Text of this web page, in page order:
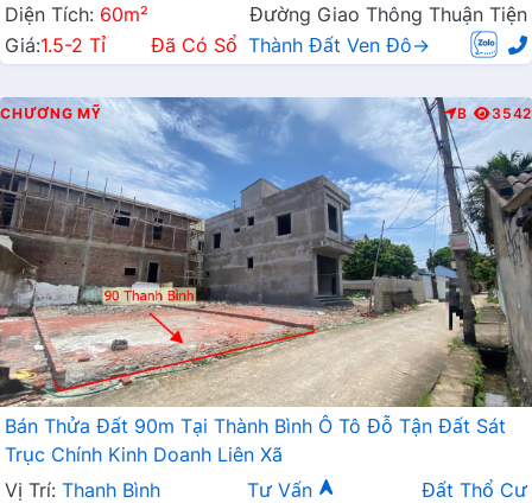
Diện Tích: 60m²
Đường Giao Thông Thuận Tiện
Giá:1.5-2 Tỉ Đã Có Sổ Thành Đất Ven Đô→
CHƯƠNG MỸ B 3542
Bán Thửa Đất 90m Tại Thành Bình Ô Tô Đỗ Tận Đất Sát
Trục Chính Kinh Doanh Liên Xã
Vị Trí: Thanh Bình Tư Vấn
Đất Thổ Cư